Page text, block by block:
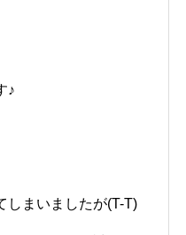
♪
しまいましたが(T-T)